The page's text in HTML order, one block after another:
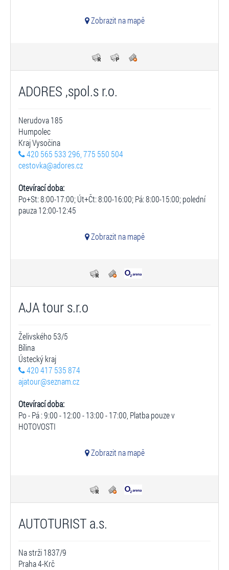
Zobrazit na mapě
ADORES ,spol.s r.o.
Nerudova 185
Humpolec
Kraj Vysočina
420 565 533 296, 775 550 504
cestovka@adores.cz
Otevírací doba:
Po+St: 8:00-17:00; Út+Čt: 8:00-16:00; Pá: 8:00-15:00; polední
pauza 12:00-12:45
Zobrazit na mapě
AJA tour s.r.o
Želivského 53/5
Bílina
Ústecký kraj
420 417 535 874
ajatour@seznam.cz
Otevírací doba:
Po - Pá : 9:00 - 12:00 - 13:00 - 17:00, Platba pouze v
HOTOVOSTI
Zobrazit na mapě
AUTOTURIST a.s.
Na strži 1837/9
Praha 4-Krč